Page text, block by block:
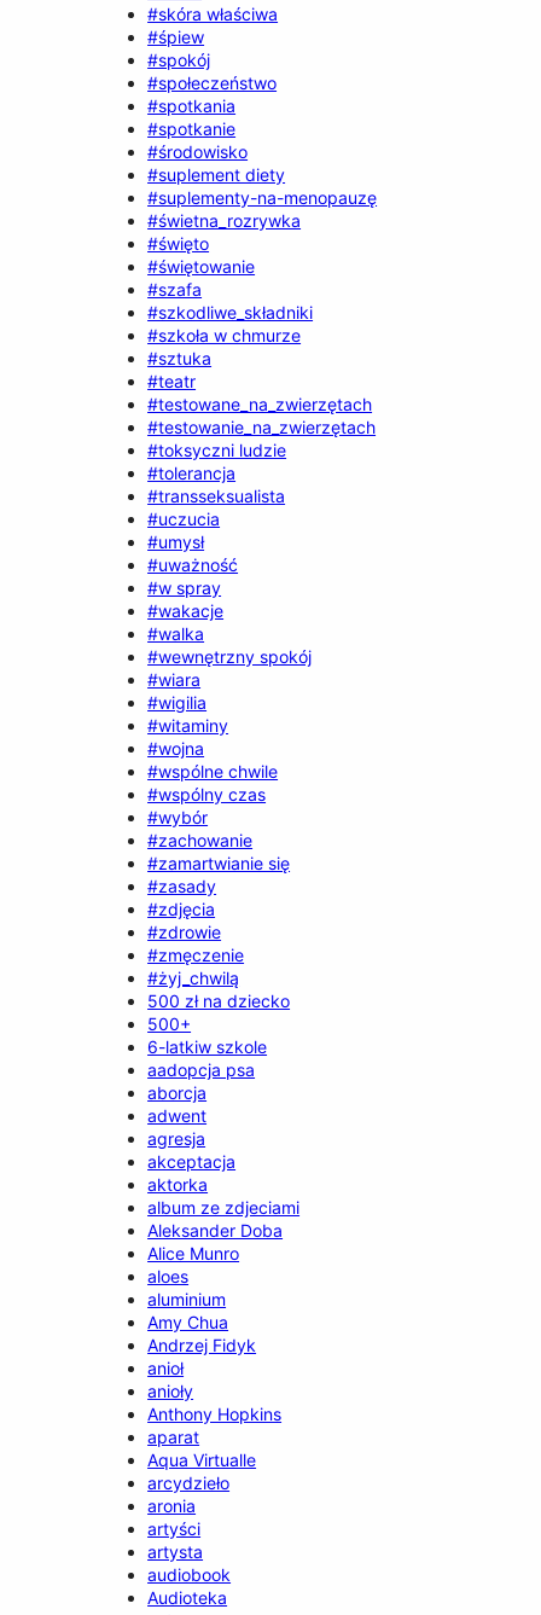
#skóra właściwa
#śpiew
#spokój
#społeczeństwo
#spotkania
#spotkanie
#środowisko
#suplement diety
#suplementy-na-menopauzę
#świetna_rozrywka
#święto
#świętowanie
#szafa
#szkodliwe_składniki
#szkoła w chmurze
#sztuka
#teatr
#testowane_na_zwierzętach
#testowanie_na_zwierzętach
#toksyczni ludzie
#tolerancja
#transseksualista
#uczucia
#umysł
#uważność
#w spray
#wakacje
#walka
#wewnętrzny spokój
#wiara
#wigilia
#witaminy
#wojna
#wspólne chwile
#wspólny czas
#wybór
#zachowanie
#zamartwianie się
#zasady
#zdjęcia
#zdrowie
#zmęczenie
#żyj_chwilą
500 zł na dziecko
500+
6-latkiw szkole
aadopcja psa
aborcja
adwent
agresja
akceptacja
aktorka
album ze zdjeciami
Aleksander Doba
Alice Munro
aloes
aluminium
Amy Chua
Andrzej Fidyk
anioł
anioły
Anthony Hopkins
aparat
Aqua Virtualle
arcydzieło
aronia
artyści
artysta
audiobook
Audioteka